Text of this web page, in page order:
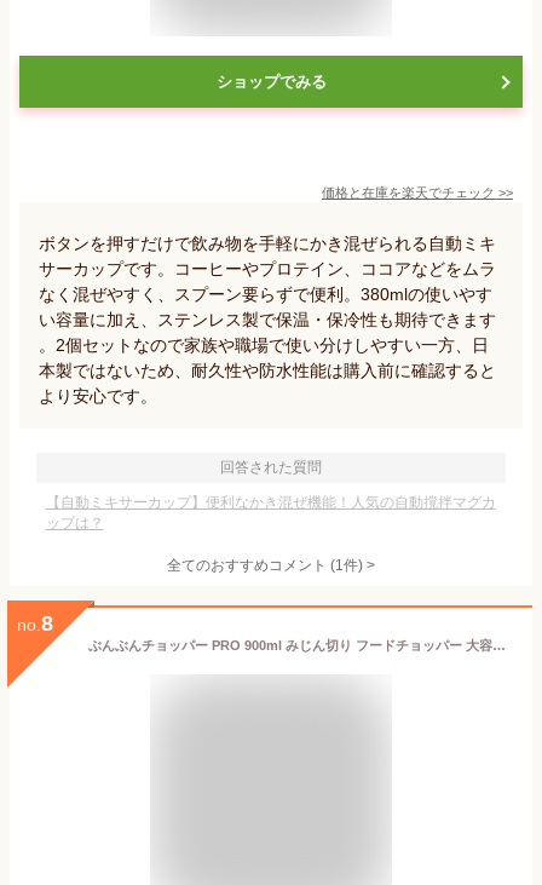
ショップでみる
価格と在庫を楽天でチェック >>
ボタンを押すだけで飲み物を手軽にかき混ぜられる自動ミキ
サーカップです。コーヒーやプロテイン、ココアなどをムラ
なく混ぜやすく、スプーン要らずで便利。380mlの使いやす
い容量に加え、ステンレス製で保温・保冷性も期待できます
。2個セットなので家族や職場で使い分けしやすい一方、日
本製ではないため、耐久性や防水性能は購入前に確認すると
より安心です。
回答された質問
【自動ミキサーカップ】便利なかき混ぜ機能！人気の自動撹拌マグカ
ップは？
全てのおすすめコメント (1件) >
no. 8
ぶんぶんチョッパー PRO 900ml みじん切り フードチョッパー 大容量 離乳食 食洗機対応 電源不要 トライタン 生クリーム 内蓋 フードプロセッサー 時短調理 調理器具 野菜 下ごしらえ キッチン 便利グッズ スライサー 下ごしらえ